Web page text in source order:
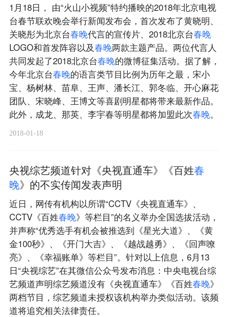
1月18日， 由“火山小视频”特约播映的2018年北京电视
台春节联欢晚会举行新闻发布会，首次发布了黄晓明、
关晓彤为北京台春晚代言的宣传片、2018北京台春晚
LOGO和首发阵容以及春晚两款主题产品。两位代言人
共同发起了2018北京台春晚的微博征集活动。据了解，
今年北京台春晚的语言类节目比例为历年之最，宋小
宝、杨树林、苗阜、王声、潘长江、郭冬临、开心麻花
团队、宋晓峰、王博文等喜剧明星都将带来最新作品。
此外，成龙、那英、李宇春等明星都将加盟此次春晚。
2018-01-18
央视综艺频道针对《央视直通车》《百姓春
晚》的不实传闻发表声明
近日，网传有机构以所谓“CCTV《央视直通车》、
CCTV《百姓春晚》等栏目”的名义举办全国选拔活动，
并声称“优秀选手有机会被推选到《星光大道》、《黄
金100秒》、《开门大吉》、《越战越勇》、《回声嘹
亮》、《幸福账单》等栏目”。针对以上信息，6月13
日“央视综艺”在其微信公众号发布消息：中央电视台综
艺频道声明综艺频道没有《央视直通车》《百姓春晚》
两档节目，综艺频道未授权该机构举办类似活动。该频
道将追究相关法律责任。